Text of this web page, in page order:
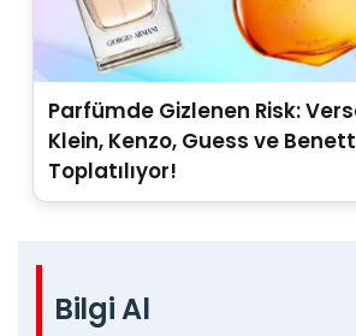
Parfümde Gizlenen Risk:
Klein, Kenzo, Guess ve
Toplatılıyor!
Bilgi Al